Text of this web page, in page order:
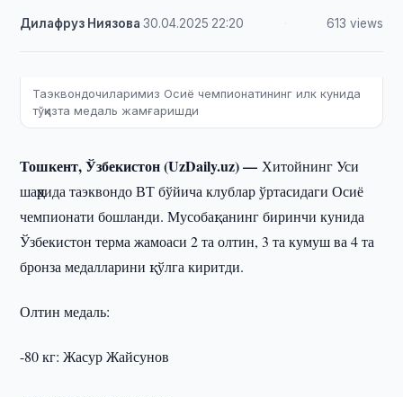
Дилафруз Ниязова ·30.04.2025 22:20 613 views
Таэквондочиларимиз Осиё чемпионатининг илк кунида
тўққизта медаль жамғаришди
Тошкент, Ўзбекистон (UzDaily.uz) —Хитойнинг Уси
шаҳрида таэквондо ВТ бўйича клублар ўртасидаги Осиё
чемпионати бошланди. Мусобақанинг биринчи кунида
Ўзбекистон терма жамоаси 2 та олтин, 3 та кумуш ва 4 та
бронза медалларини қўлга киритди.
Олтин медаль:
-80 кг: Жасур Жайсунов